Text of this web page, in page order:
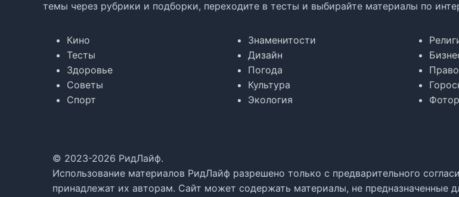
темы через рубрики и подборки, переходите в тесты и выбирайте материалы по
Кино
Тесты
Здоровье
Советы
Спорт
Знаменитости
Дизайн
Погода
Культура
Экология
Право
© 2023-2026 РидЛайф.
Использование материалов РидЛайф разрешено только с предварительного
принадлежат их авторам. Сайт может содержать материалы, не предназначенные